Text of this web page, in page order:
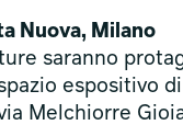
Nuova, Milano
saranno
espositivo
Melchiorre